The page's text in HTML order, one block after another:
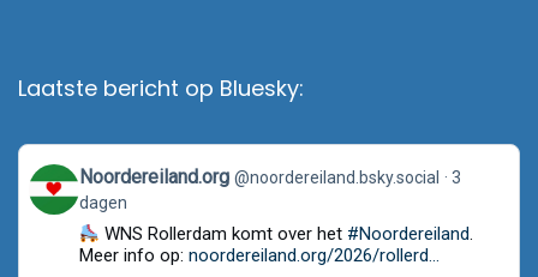
Laatste bericht op Bluesky:
View
post
by
Noordereiland.org
Bluesky
Noordereiland.org @noordereiland.bsky.social
3
dagen
WNS Rollerdam komt over het #Noordereiland.
Meer info op: noordereiland.org/2026/rollerd...